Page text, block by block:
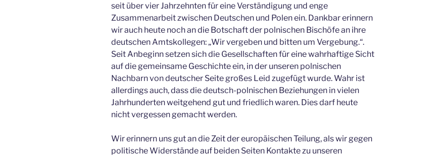
seit über vier Jahrzehnten für eine Verständigung und enge
Zusammenarbeit zwischen Deutschen und Polen ein. Dankbar erinnern
wir auch heute noch an die Botschaft der polnischen Bischöfe an ihre
deutschen Amtskollegen: „Wir vergeben und bitten um Vergebung.“.
Seit Anbeginn setzen sich die Gesellschaften für eine wahrhaftige Sicht
auf die gemeinsame Geschichte ein, in der unseren polnischen
Nachbarn von deutscher Seite großes Leid zugefügt wurde. Wahr ist
allerdings auch, dass die deutsch-polnischen Beziehungen in vielen
Jahrhunderten weitgehend gut und friedlich waren. Dies darf heute
nicht vergessen gemacht werden.
Wir erinnern uns gut an die Zeit der europäischen Teilung, als wir gegen
politische Widerstände auf beiden Seiten Kontakte zu unseren